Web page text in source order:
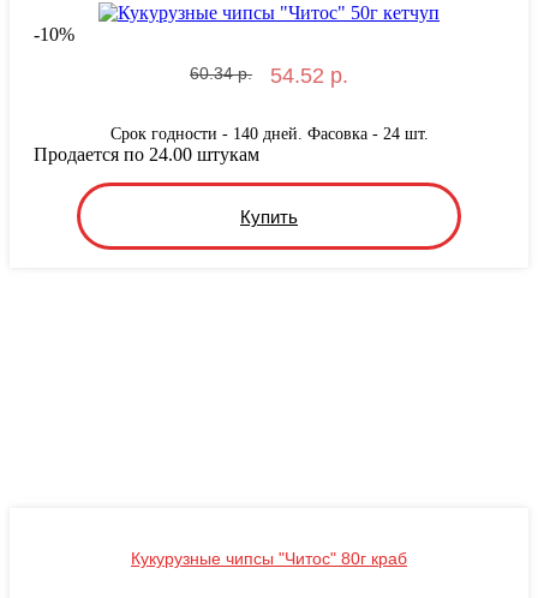
-10%
60.34 р. 54.52 р.
Срок годности - 140 дней. Фасовка - 24 шт.
Купить
Продается по 24.00 штукам
Кукурузные чипсы "Читос" 80г краб